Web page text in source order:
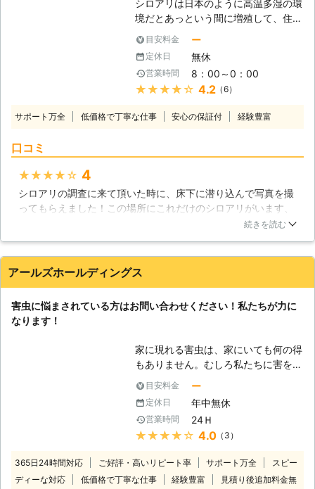
立ってきています。当社は近年増えて
きたそれらのシロアリ駆除にも豊富な
実績がありますので、ご依頼いただけ
ば適切な調査とシロアリ駆除を行い、
再発生の不安を残さない安心のサービ
スを提供させていただきます。
シロアリは日本のように高温多湿の環
境だとあっという間に増殖して、住宅
に無視できない損害を与えます。最近
はコンクリートや鉄骨造の一軒家も増
えてきましたが、まだまだ木造の軸組
工法やツーバイフォー物件が殆どで
す。シロアリにしてみれば巨大な餌場
す。私達JAAつくばでは様々な駆除工
ても厄介なのは、私達の目の届かな
い、木の中や土の中を住処や移動経路
に使うことです。目に見えるゴキブリ
などは、すぐに気がついて退治が出来
ます。でも、シロアリは柱や床がボロ
ボロに成って初めて駆除についての検
は、かなりの損傷が考えられるため、
すぐさま駆除が必要になります。
ロアリ駆除の方法は、長年の経験から
実績豊富な工法が幾つもあり、当社で
もそれらを使って駆除に対応させてい
ただいております。特に多いのが土壌
への薬剤散布と、柱などへの注入処
理、および刷毛塗りなどです。狭い床
下での作業ですから、考えているより
起こさないためにも、私達にお任せ下
さい。
目安料金 ー
定休日 無休
営業時間 8：00～0：00
★★★★★ 4.2 （6）
サポート万全 低価格で丁寧な仕事 安心の保証付 経験豊富
口コミ
★★★★★ 4
シロアリの調査に来て頂いた時に、床下に潜り込んで写真を撮
ってもらえました！この場所にこれだけのシロアリがいます、
と明確な情報を頂いたのでシロアリ駆除をお願いする事に決め
感動しました！結果、複数個所にシロアリ対策用の薬を注入し
無事に終わりました。また機会があったらお願いしたいと思い
茨城県 つくば市
続きを読む
アールズホールディングス
害虫に悩まされている方はお問い合わせください！私たちが力に
なります！
家に現れる害虫は、家にいても何の得
もありません。むしろ私たちに害を与
えるものばかりです。そのために害虫
駆除は業者が全力でやらないと意味が
ありません。適当な駆除をしてしまっ
ては、害虫を生き残らせてしまいま
す。特にシロアリは数が多いので、下
ません。しかし、私たちアールズホー
ルディングスには何の問題もありませ
目安料金 ー
定休日 年中無休
営業時間 24Ｈ
★★★★★ 4.0（3）
365日24時間対応 ご好評・高いリピート率 サポート万全
スピー
ディーな対応
低価格で丁寧な仕事 経験豊富
見積り後追加料金無